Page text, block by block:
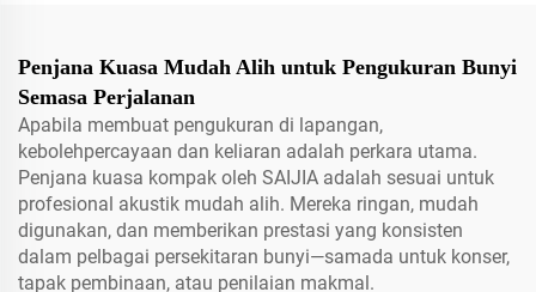
Penjana Kuasa Mudah Alih untuk Pengukuran Bunyi
Semasa Perjalanan
Apabila membuat pengukuran di lapangan,
kebolehpercayaan dan keliaran adalah perkara utama.
Penjana kuasa kompak oleh SAIJIA adalah sesuai untuk
profesional akustik mudah alih. Mereka ringan, mudah
digunakan, dan memberikan prestasi yang konsisten
dalam pelbagai persekitaran bunyi—samada untuk konser,
tapak pembinaan, atau penilaian makmal.